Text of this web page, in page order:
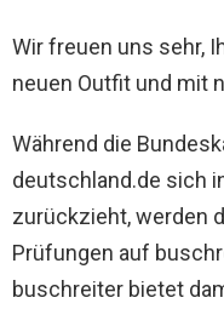
Wir freuen uns sehr,
neuen Outfit und mit
Während die
deutschland.de sich
zurückzieht, werden
Prüfungen auf
buschreiter bietet